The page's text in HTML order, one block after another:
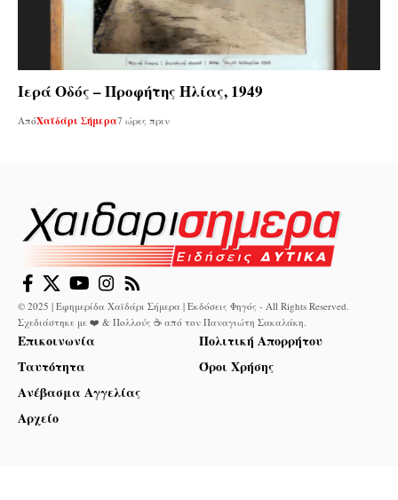
Ιερά Οδός – Προφήτης Ηλίας, 1949
ΑπόΧαϊδάρι Σήμερα7 ώρες πριν
© 2025 | Εφημερίδα Χαϊδάρι Σήμερα | Εκδόσεις Φηγός - All Rights Reserved.
Σχεδιάστηκε με ❤️ & Πολλούς ☕ από τον Παναγιώτη Σακαλάκη
Επικοινωνία
Ταυτότητα
Ανέβασμα Αγγελίας
Αρχείο
Πολιτική Απορρήτου
Όροι Χρήσης